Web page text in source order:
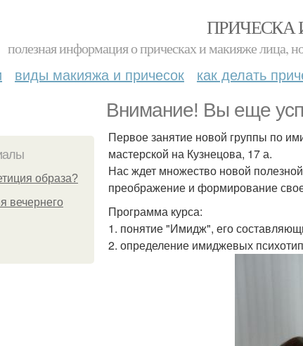
полезная информация о прическах и макияже лица,
виды макияжа и причесок как делать
Внимание! Вы еще
образа?
вечернего
Первое занятие новой группы по
мастерской на Кузнецова, 17 а.
Нас ждет множество новой
преображение и формирование
Программа курса:
1. понятие "Имидж", его
2. определение имиджевых